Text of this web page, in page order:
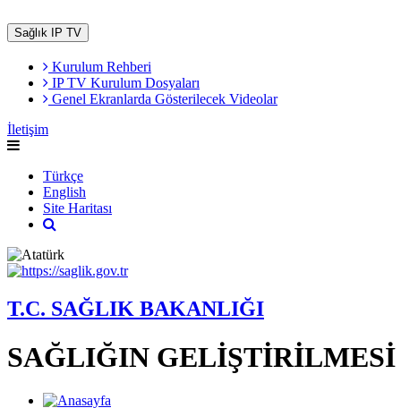
Sağlık IP TV
Kurulum Rehberi
IP TV Kurulum Dosyaları
Genel Ekranlarda Gösterilecek Videolar
İletişim
Türkçe
English
Site Haritası
T.C. SAĞLIK BAKANLIĞI
SAĞLIĞIN